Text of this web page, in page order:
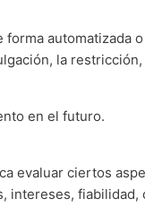
la
en el futuro.
evaluar ciertos